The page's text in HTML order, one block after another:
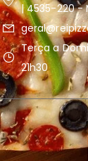
| 4535-220 -
Terça a
21h30